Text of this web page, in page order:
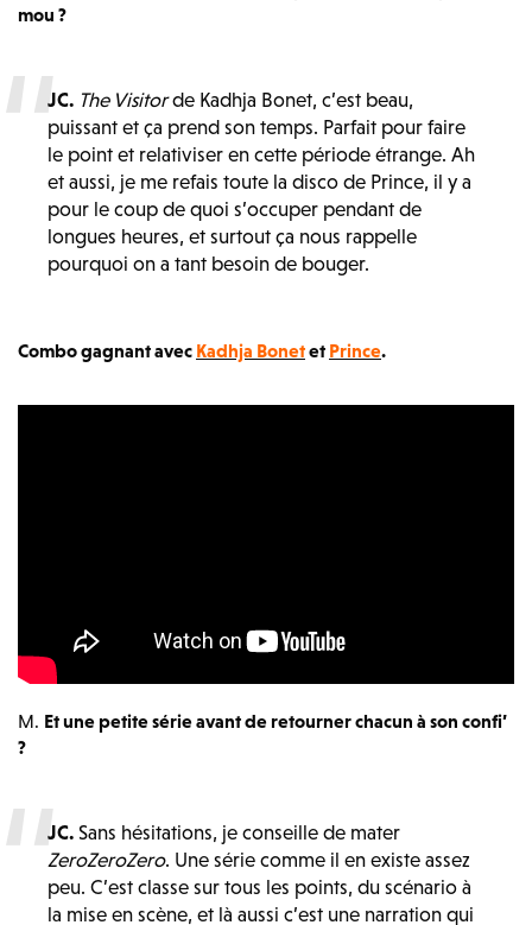
mou ?
JC. The Visitorde Kadhja Bonet, c’est beau,
puissant et ça prend son temps. Parfait pour faire
le point et relativiser en cette période étrange. Ah
et aussi, je me refais toute la disco de Prince, il y a
pour le coup de quoi s’occuper pendant de
longues heures, et surtout ça nous rappelle
pourquoi on a tant besoin de bouger.
Combo gagnant avec Kadhja Bonetet Prince.
M. Et une petite série avant de retourner chacun à son confi’
?
JC. Sans hésitations, je conseille de mater
ZeroZeroZero. Une série comme il en existe assez
peu. C’est classe sur tous les points, du scénario à
la mise en scène, et là aussi c’est une narration qui